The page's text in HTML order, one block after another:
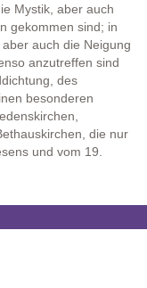
Mystik, aber auch
gekommen sind; in
auch die Neigung
anzutreffen sind
des
besonderen
die nur
und vom 19.